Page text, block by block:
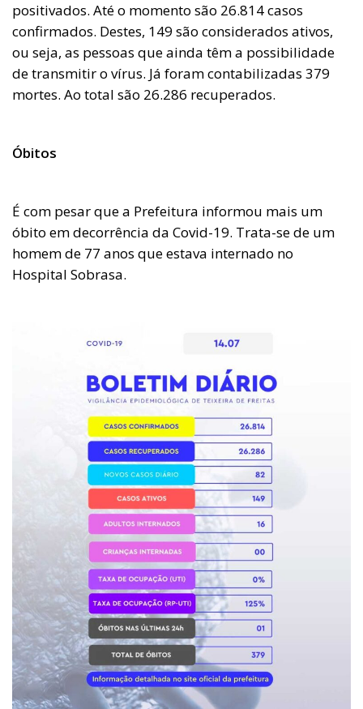
positivados. Até o momento são 26.814 casos
confirmados. Destes, 149 são considerados ativos,
ou seja, as pessoas que ainda têm a possibilidade
de transmitir o vírus. Já foram contabilizadas 379
mortes. Ao total são 26.286 recuperados.
Óbitos
É com pesar que a Prefeitura informou mais um
óbito em decorrência da Covid-19. Trata-se de um
homem de 77 anos que estava internado no
Hospital Sobrasa.